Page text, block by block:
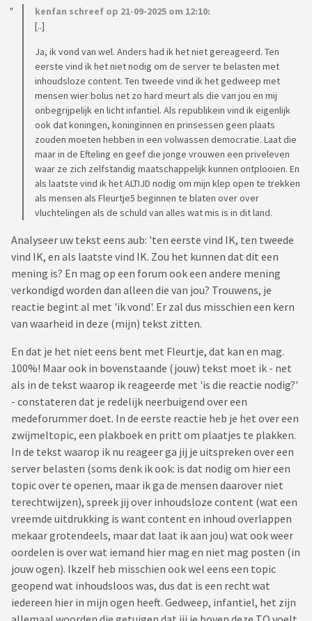
kenfan schreef op 21-09-2025 om 12:10:
[..]
Ja, ik vond van wel. Anders had ik het niet gereageerd. Ten
eerste vind ik het niet nodig om de server te belasten met
inhoudsloze content. Ten tweede vind ik het gedweep met
mensen wier bolus net zo hard meurt als die van jou en mij
onbegrijpelijk en licht infantiel. Als republikein vind ik eigenlijk
ook dat koningen, koninginnen en prinsessen geen plaats
zouden moeten hebben in een volwassen democratie. Laat die
maar in de Efteling en geef die jonge vrouwen een priveleven
waar ze zich zelfstandig maatschappelijk kunnen ontplooien. En
als laatste vind ik het ALTIJD nodig om mijn klep open te trekken
als mensen als Fleurtje5 beginnen te blaten over over
vluchtelingen als de schuld van alles wat mis is in dit land.
Analyseer uw tekst eens aub: 'ten eerste vind IK, ten tweede
vind IK, en als laatste vind IK. Zou het kunnen dat dit een
mening is? En mag op een forum ook een andere mening
verkondigd worden dan alleen die van jou? Trouwens, je
reactie begint al met 'ik vond'. Er zal dus misschien een kern
van waarheid in deze (mijn) tekst zitten.
En dat je het niet eens bent met Fleurtje, dat kan en mag.
100%! Maar ook in bovenstaande (jouw) tekst moet ik - net
als in de tekst waarop ik reageerde met 'is die reactie nodig?'
- constateren dat je redelijk neerbuigend over een
medeforummer doet. In de eerste reactie heb je het over een
zwijmeltopic, een plakboek en pritt om plaatjes te plakken.
In de tekst waarop ik nu reageer ga jij je uitspreken over een
server belasten (soms denk ik ook: is dat nodig om hier een
topic over te openen, maar ik ga de mensen daarover niet
terechtwijzen), spreek jij over inhoudsloze content (wat een
vreemde uitdrukking is want content en inhoud overlappen
mekaar grotendeels, maar dat laat ik aan jou) wat ook weer
oordelen is over wat iemand hier mag en niet mag posten (in
jouw ogen). Ikzelf heb misschien ook wel eens een topic
geopend wat inhoudsloos was, dus dat is een recht wat
iedereen hier in mijn ogen heeft. Gedweep, infantiel, het zijn